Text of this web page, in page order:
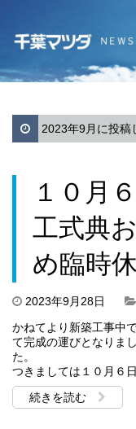
2023年9月に投稿
１０月
工式典
め臨時
2023年9月28日
かねてより新築工事中
て完成の運びとなりまし
つきましては１０月６
続きを読む